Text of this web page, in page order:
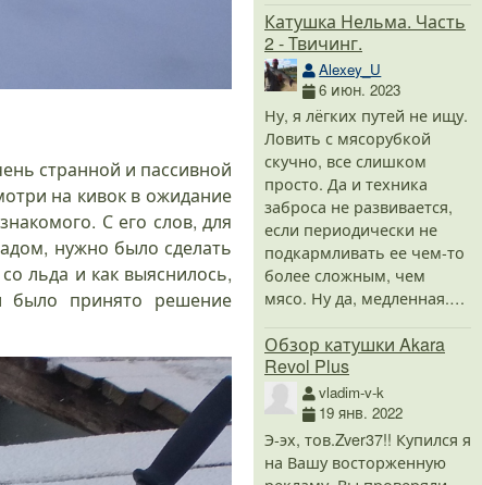
странной и пассивной
на кивок в ожидание
С его слов, для
нужно было сделать
льда и как выяснилось,
было принято решение
Катушка Нельма. Часть
2 - Твичинг.
Alexey_U
6 июн. 2023
Ну, я лёгких путей не ищу.
Ловить с мясорубкой
скучно, все слишком
просто. Да и техника
заброса не развивается,
если периодически не
подкармливать ее чем-то
более сложным, чем
мясо. Ну да, медленная.…
Обзор катушки Akara
Revol Plus
vladim-v-k
19 янв. 2022
Э-эх, тов.Zver37!! Купился я
на Вашу восторженную